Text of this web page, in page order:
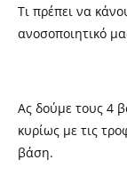
Τι πρέπει να
ανοσοποιητικό
Ας δούμε τους 4
κυρίως με τις
βάση.